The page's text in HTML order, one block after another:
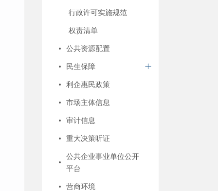
行政许可实施规范
权责清单
公共资源配置
民生保障
利企惠民政策
市场主体信息
审计信息
重大决策听证
公共企业事业单位公开
平台
营商环境